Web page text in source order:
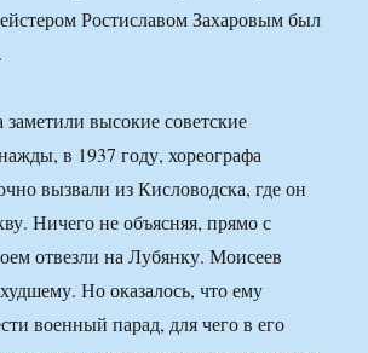
Ростиславом Захаровым был
высокие советские
в 1937 году, хореографа
вызвали из Кисловодска, где он
Ничего не объясняя, прямо с
отвезли на Лубянку. Моисеев
Но оказалось, что ему
военный парад, для чего в его